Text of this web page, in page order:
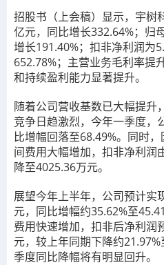
招股书（上会稿）显示，宇树
亿元，同比增长332.64%；归
增长191.40%；扣非净利润为
652.78%；主营业务毛利率提
和持续盈利能力显著提升。
随着公司营收基数已大幅提升
竞争日趋激烈，今年一季度，
比增幅回落至68.49%。同时
间费用大幅增加，扣非净利润
降至4025.36万元。
展望今年上半年，公司预计实
元，同比增幅约35.62%至
费用快速增加，扣非后净利润
元，较上年同期下降约
季度同比降幅将有明显回升。